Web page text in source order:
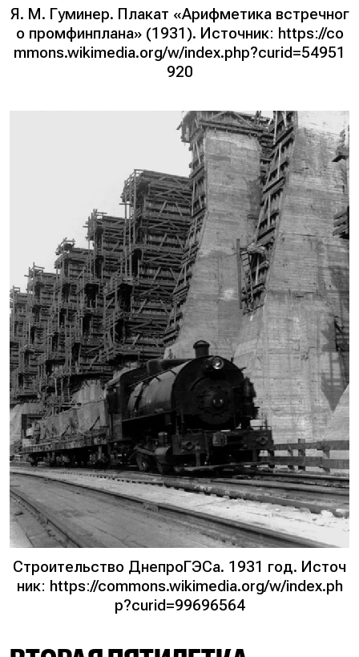
Я. М. Гуминер. Плакат «Арифметика встречног
о промфинплана» (1931). Источник: https://co
mmons.wikimedia.org/w/index.php?curid=54951
920
Строительство ДнепроГЭСа. 1931 год. Источ
ник: https://commons.wikimedia.org/w/index.ph
p?curid=99696564